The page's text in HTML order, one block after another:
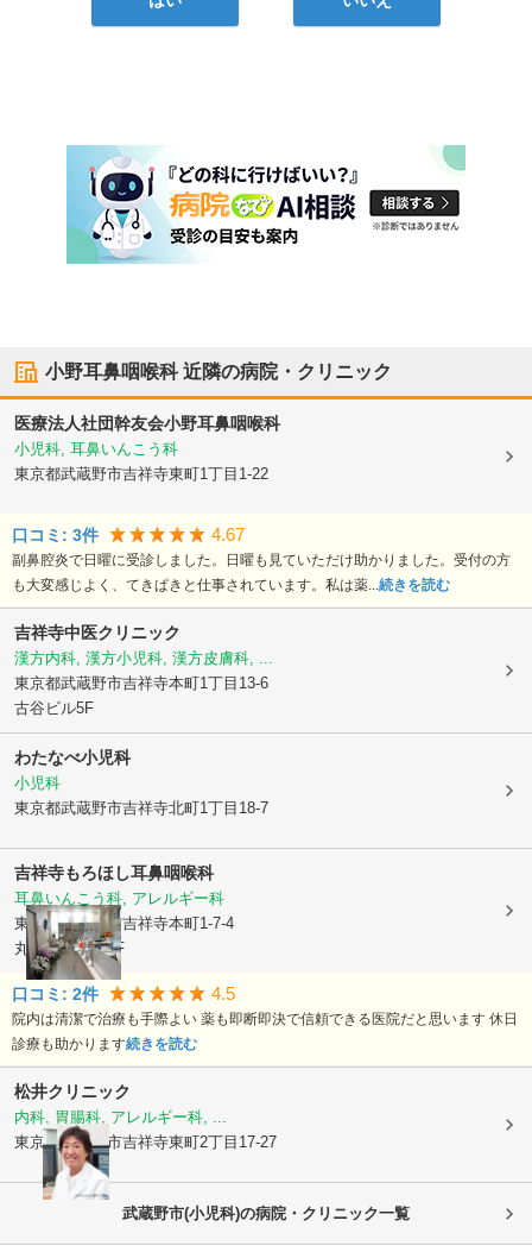
小野耳鼻咽喉科近隣の病院・クリニック
医療法人社団幹友会小野耳鼻咽喉科
小児科, 耳鼻いんこう科
東京都武蔵野市吉祥寺東町1丁目1-22
口コミ: 3件 4.67
副鼻腔炎で日曜に受診しました。日曜も見ていただけ助かりました。受付の方
も大変感じよく、てきぱきと仕事されています。私は薬...続きを読む
吉祥寺中医クリニック
漢方内科, 漢方小児科, 漢方皮膚科, ...
東京都武蔵野市吉祥寺本町1丁目13-6
古谷ビル5F
わたなべ小児科
小児科
東京都武蔵野市吉祥寺北町1丁目18-7
吉祥寺もろほし耳鼻咽喉科
耳鼻いんこう科, アレルギー科
東京都武蔵野市吉祥寺本町1-7-4
丸二清水ビル3F
口コミ: 2件 4.5
院内は清潔で治療も手際よい 薬も即断即決で信頼できる医院だと思います 休日
診療も助かります続きを読む
松井クリニック
内科, 胃腸科, アレルギー科, ...
東京都武蔵野市吉祥寺東町2丁目17-27
武蔵野市(小児科)の病院・クリニック一覧